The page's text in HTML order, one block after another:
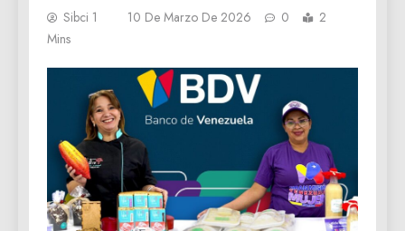
Sibci 1 10 De Marzo De 2026 0
2
Mins